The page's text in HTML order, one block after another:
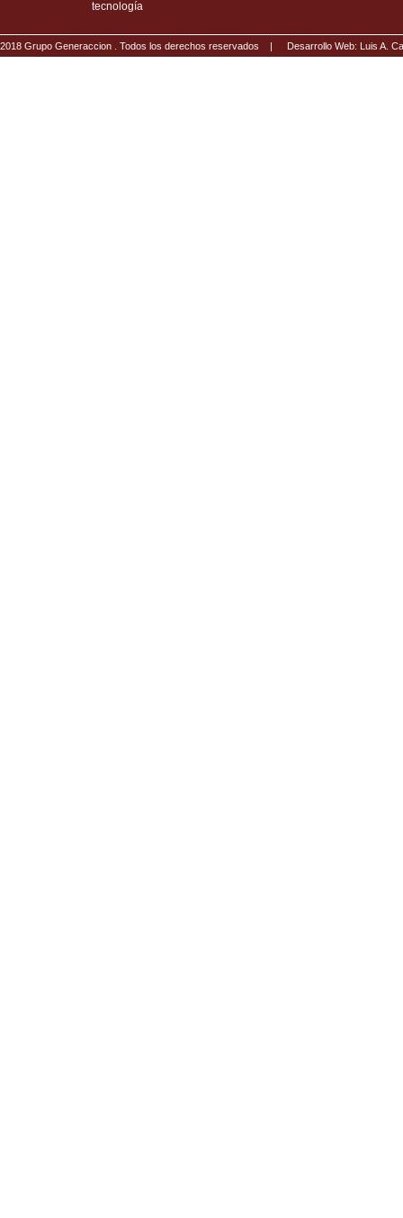
tecnología
2018 Grupo Generaccion . Todos los derechos reservados | Desarrollo Web: Luis